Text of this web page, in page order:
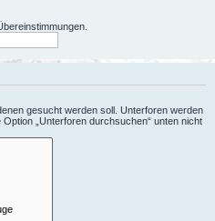
gesucht werden soll. Unterforen werden
„Unterforen durchsuchen“ unten nicht